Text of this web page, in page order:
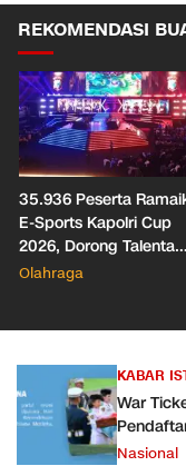
REKOMENDASI
35.936 Peserta
E-Sports Kapolri Cup
2026, Dorong Talenta
Digital dan Keamanan
Olahraga
KABAR
War
Nasional